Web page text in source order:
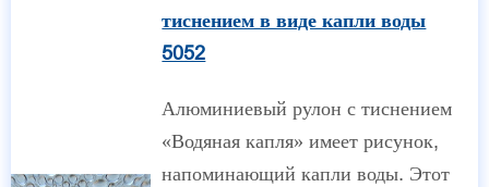
тиснением в виде капли воды
5052
Алюминиевый рулон с тиснением
«Водяная капля» имеет рисунок,
напоминающий капли воды. Этот